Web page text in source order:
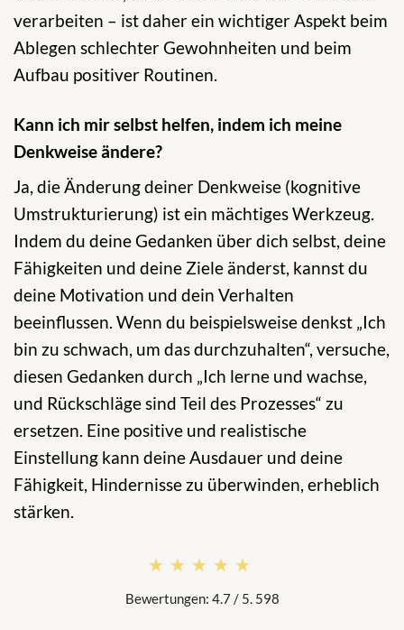
verarbeiten – ist daher ein wichtiger Aspekt beim
Ablegen schlechter Gewohnheiten und beim
Aufbau positiver Routinen.
Kann ich mir selbst helfen, indem ich meine
Denkweise ändere?
Ja, die Änderung deiner Denkweise (kognitive
Umstrukturierung) ist ein mächtiges Werkzeug.
Indem du deine Gedanken über dich selbst, deine
Fähigkeiten und deine Ziele änderst, kannst du
deine Motivation und dein Verhalten
beeinflussen. Wenn du beispielsweise denkst „Ich
bin zu schwach, um das durchzuhalten“, versuche,
diesen Gedanken durch „Ich lerne und wachse,
und Rückschläge sind Teil des Prozesses“ zu
ersetzen. Eine positive und realistische
Einstellung kann deine Ausdauer und deine
Fähigkeit, Hindernisse zu überwinden, erheblich
stärken.
★★★★★
★★★★★
Bewertungen: 4.7 / 5. 598